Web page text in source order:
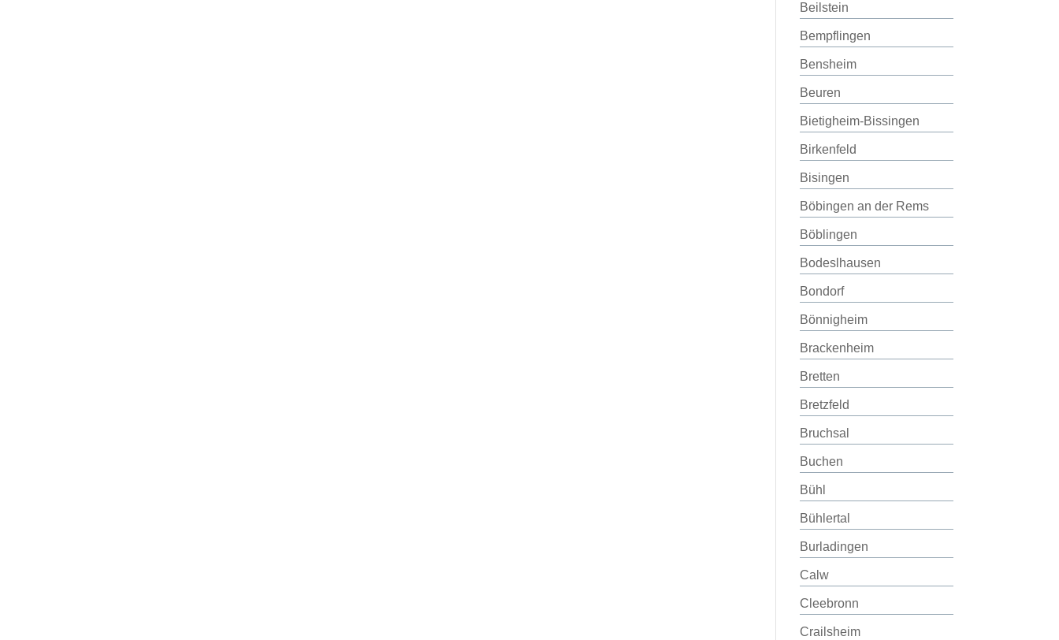
Beilstein
Bempflingen
Bensheim
Beuren
Bietigheim-Bissingen
Birkenfeld
Bisingen
Böbingen an der Rems
Böblingen
Bodeslhausen
Bondorf
Bönnigheim
Brackenheim
Bretten
Bretzfeld
Bruchsal
Buchen
Bühl
Bühlertal
Burladingen
Calw
Cleebronn
Crailsheim